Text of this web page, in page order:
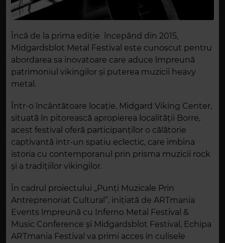
Încă de la prima ediție începând din 2015,
Midgardsblot Metal Festival este cunoscut pentru
abordarea sa inovatoare care aduce împreună
patrimoniul vikingilor și puterea muzicii heavy
metal.
Într-o încântătoare locație, Midgard Viking Center,
situată în pitorească apropierea localității Borre,
acest festival oferă participanților o călătorie
captivantă intr-un spatiu eclectic, care imbina
istoria cu contemporanul prin prisma muzicii rock
și a tradițiilor vikingilor.
În cadrul proiectului „Punți Muzicale Prin
Antreprenoriat Cultural”, inițiată de ARTmania
Events împreună cu Inferno Metal Festival &
Music Conference și Midgardsblot Festival, Echipa
ARTmania Festival va primi acces în culisele